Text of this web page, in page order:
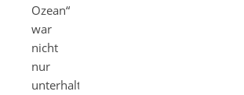
Ozean“
war
nicht
nur
unterhaltsam,